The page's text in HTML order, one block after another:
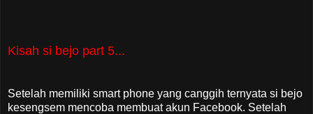
Kisah si bejo part 5...
Setelah memiliki smart phone yang canggih ternyata si bejo
kesengsem mencoba membuat akun Facebook. Setelah